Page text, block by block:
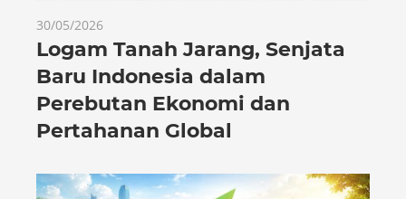
30/05/2026
Logam Tanah Jarang, Senjata
Baru Indonesia dalam
Perebutan Ekonomi dan
Pertahanan Global